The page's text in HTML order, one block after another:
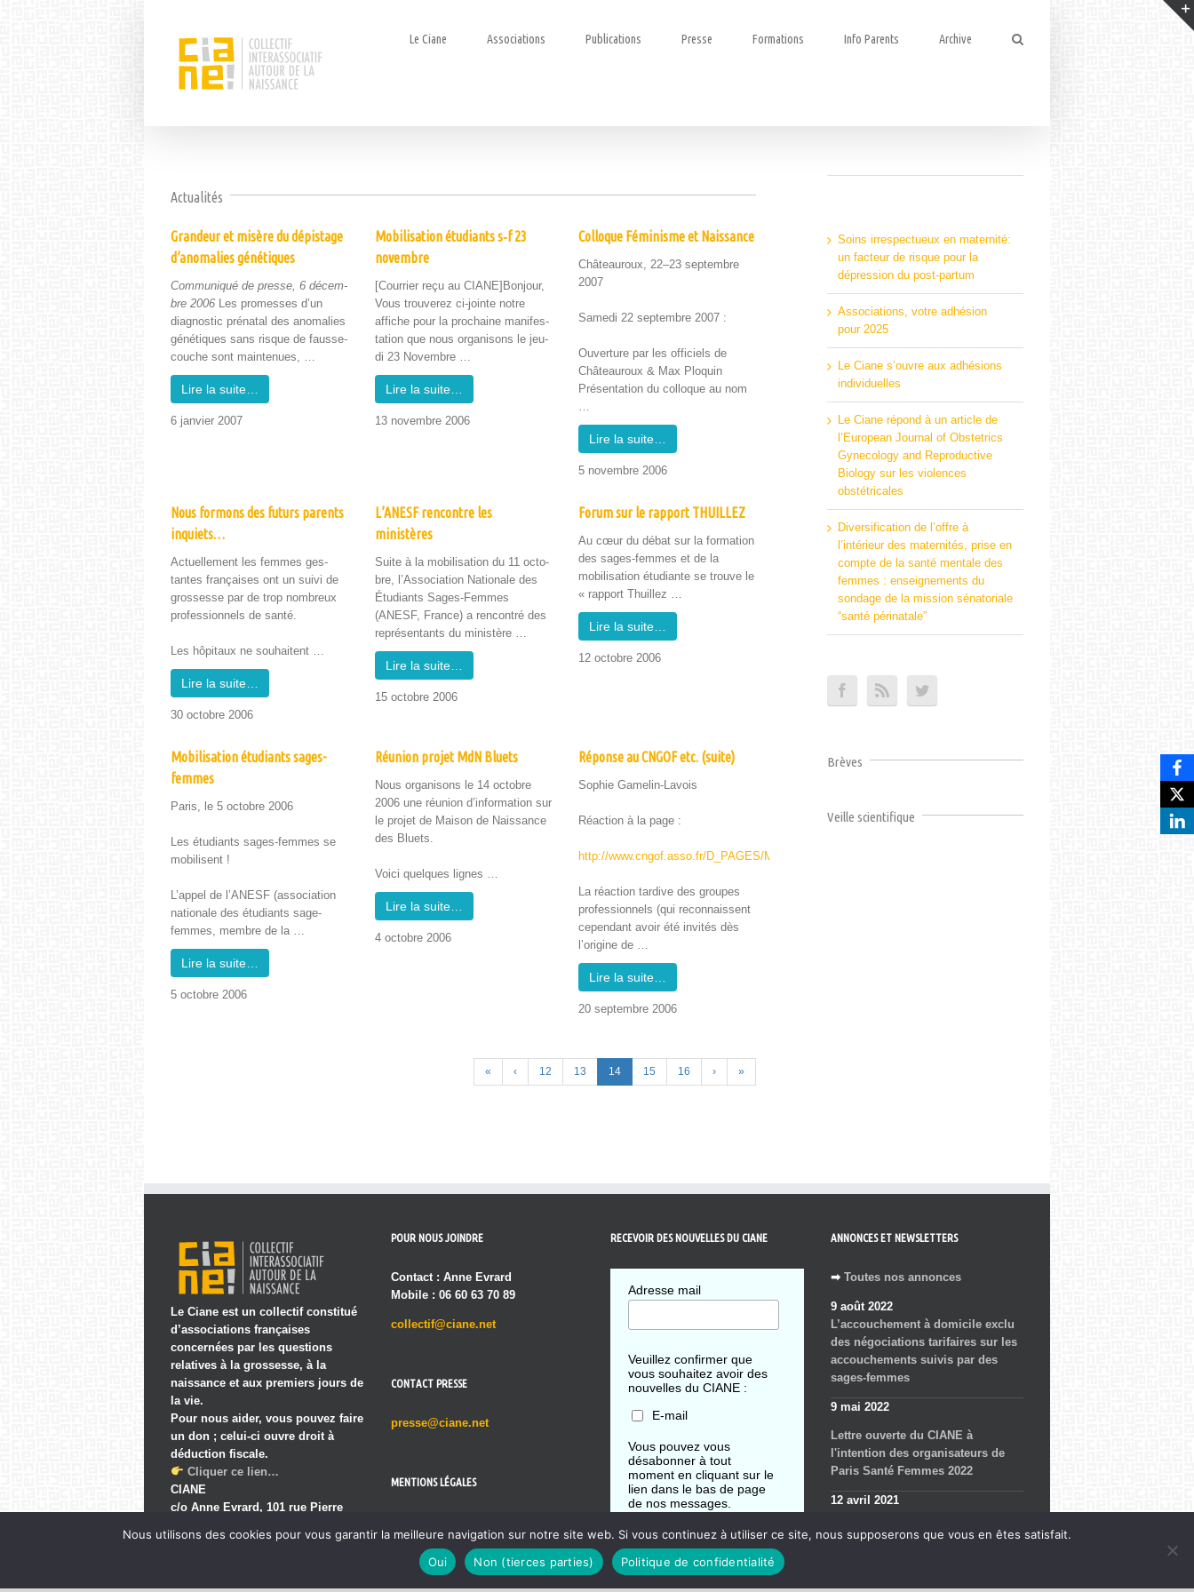
Le Ciane Associations Publications Presse Formations Info Parents Archive
Actualités
Grandeur et misère du dépistage
d’anomalies génétiques
Com­mu­niqué de presse, 6 décem­
bre 2006 Les promess­es d’un
diag­nos­tic pré­na­tal des anom­alies
géné­tiques sans risque de fausse-
couche sont main­tenues, …
Lire la suite…
6 jan­vi­er 2007
Mobilisation étudiants s‑f 23
novembre
[Cour­ri­er reçu au CIANE]Bonjour,
Vous trou­verez ci-jointe notre
affiche pour la prochaine man­i­fes­
ta­tion que nous organ­isons le jeu­
di 23 Novem­bre …
Lire la suite…
13 novem­bre 2006
Colloque Féminisme et Naissance
Château­roux, 22–23 sep­tem­bre
2007
Same­di 22 sep­tem­bre 2007 :
Ouver­ture par les offi­ciels de
Château­roux & Max Plo­quin
Présen­ta­tion du col­loque au nom
…
Lire la suite…
5 novem­bre 2006
Nous formons des futurs parents
inquiets…
Actuelle­ment les femmes ges­
tantes français­es ont un suivi de
grossesse par de trop nom­breux
pro­fes­sion­nels de san­té.
Les hôpi­taux ne souhait­ent …
Lire la suite…
30 octo­bre 2006
L’ANESF rencontre les
ministères
Suite à la mobil­i­sa­tion du 11 octo­
bre, l’As­so­ci­a­tion Nationale des
Étu­di­ants Sages-Femmes
(ANESF, France) a ren­con­tré des
représen­tants du min­istère …
Lire la suite…
15 octo­bre 2006
Forum sur le rapport THUILLEZ
Au cœur du débat sur la for­ma­tion
des sages-femmes et de la
mobil­i­sa­tion étu­di­ante se trou­ve le
« rap­port Thuillez …
Lire la suite…
12 octo­bre 2006
Mobilisation étudiants sages-
femmes
Paris, le 5 octo­bre 2006
Les étu­di­ants sages-femmes se
mobilisent !
L’ap­pel de l’ANESF (asso­ci­a­tion
nationale des étu­di­ants sage-
femmes, mem­bre de la …
Lire la suite…
5 octo­bre 2006
Réunion projet MdN Bluets
Nous organ­isons le 14 octo­bre
2006 une réu­nion d’in­for­ma­tion sur
le pro­jet de Mai­son de Nais­sance
des Bluets.
Voici quelques lignes …
Lire la suite…
4 octo­bre 2006
Réponse au CNGOF etc. (suite)
Sophie Gamelin-Lavois
Réac­tion à la page :
http://www.cngof.asso.fr/D_PAGES/MDIR_51.HTM
La réac­tion tar­dive des groupes
pro­fes­sion­nels (qui recon­nais­sent
cepen­dant avoir été invités dès
l’o­rig­ine de …
Lire la suite…
20 sep­tem­bre 2006
« ‹ 12 13 14 15 16 › »
Soins irrespectueux en maternité:
un facteur de risque pour la
dépression du post-partum
Associations, votre adhésion
pour 2025
Le Ciane s’ouvre aux adhésions
individuelles
Le Ciane répond à un article de
l’European Journal of Obstetrics
Gynecology and Reproductive
Biology sur les violences
obstétricales
Diversification de l’offre à
l’intérieur des maternités, prise en
compte de la santé mentale des
femmes : enseignements du
sondage de la mission sénatoriale
“santé périnatale”
Brèves
Veille scientifique
Le Ciane est un collectif constitué
d’associations françaises
concernées par les questions
relatives à la grossesse, à la
naissance et aux premiers jours de
la vie.
Pour nous aider, vous pouvez faire
un don ; celui-ci ouvre droit à
déduction fiscale.
Cliquer ce lien…
CIANE
c/o Anne Evrard, 101 rue Pierre
|Ancien wiki
POUR NOUS JOINDRE
Contact : Anne Evrard
Mobile : 06 60 63 70 89
collectif@ciane.net
CONTACT PRESSE
presse@ciane.net
MENTIONS LÉGALES
RECEVOIR DES NOUVELLES DU CIANE
Adresse mail
Veuillez confirmer que
vous souhaitez avoir des
nouvelles du CIANE :
E-mail
Vous pouvez vous
désabonner à tout
moment en cliquant sur le
lien dans le bas de page
de nos messages.
ANNONCES ET NEWSLETTERS
➡ Toutes nos annonces
9 août 2022
L’accouchement à domicile exclu
des négociations tarifaires sur les
accouchements suivis par des
sages-femmes
9 mai 2022
Lettre ouverte du CIANE à
l'intention des organisateurs de
Paris Santé Femmes 2022
12 avril 2021
En finir (vraiment) avec
Nous utilisons des cookies pour vous garantir la meilleure navigation sur notre site web. Si vous continuez à utiliser ce site, nous supposerons que vous en êtes satisfait.
Oui
Non (tierces parties) Politique de confidentialité